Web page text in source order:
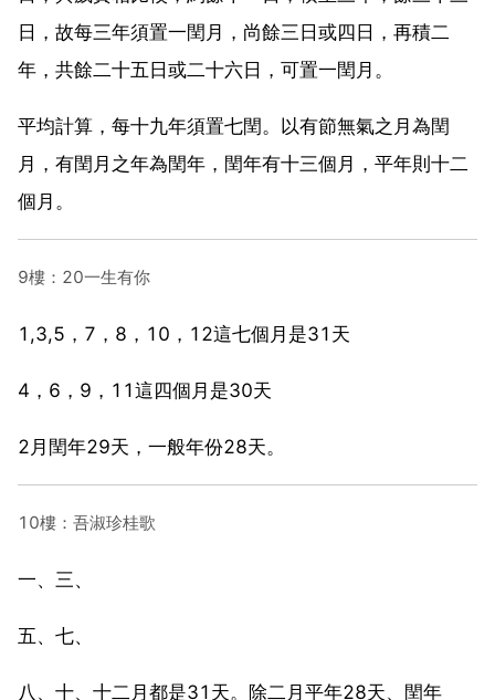
日，故每三年須置一閏月，尚餘三日或四日，再積二
年，共餘二十五日或二十六日，可置一閏月。
平均計算，每十九年須置七閏。以有節無氣之月為閏
月，有閏月之年為閏年，閏年有十三個月，平年則十二
個月。
9樓：20一生有你
1,3,5，7，8，10，12這七個月是31天
4，6，9，11這四個月是30天
2月閏年29天，一般年份28天。
10樓：吾淑珍桂歌
一、三、
五、七、
八、十、十二月都是31天。除二月平年28天、閏年